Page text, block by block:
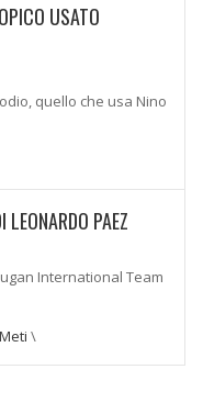
USATO
quello che usa Nino
PAEZ
International Team
Meti \